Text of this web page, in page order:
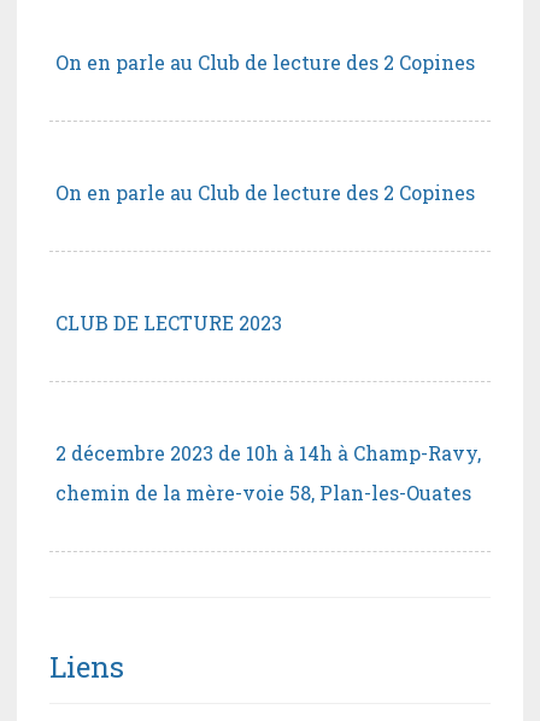
On en parle au Club de lecture des 2 Copines
On en parle au Club de lecture des 2 Copines
CLUB DE LECTURE 2023
2 décembre 2023 de 10h à 14h à Champ-Ravy,
chemin de la mère-voie 58, Plan-les-Ouates
Liens